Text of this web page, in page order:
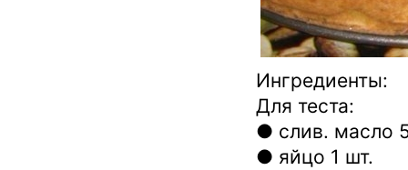
Ингредиенты:
Для теста:
● слив. масло
● яйцо 1 шт.